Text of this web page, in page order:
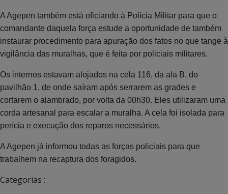
A Agepen também está oficiando à Polícia Militar para que o
comandante daquela força estude a oportunidade de também
instaurar procedimento para apuração dos fatos no que tange à
vigilância das muralhas, que é feita por policiais militares.
Os internos estavam alojados na cela 116, da ala B, do
pavilhão 1, de onde saíram após serrarem as grades e
cortarem o alambrado, por volta da 00h30. Eles utilizaram uma
corda artesanal para escalar a muralha. A cela foi isolada para
perícia e execução dos reparos necessários.
A Agepen já informou todas as forças policiais para que
trabalhem na recaptura dos foragidos.
Categorias :